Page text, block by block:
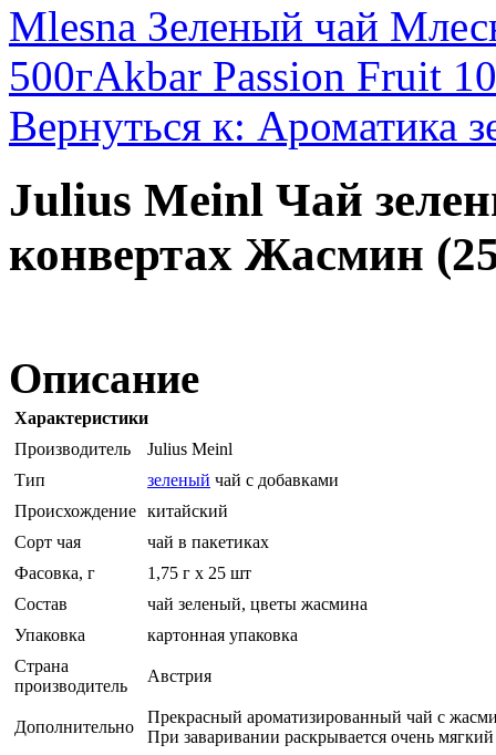
Mlesna Зеленый чай
500гAkbar Passion Fruit
Вернуться к: Ароматика
Julius Meinl Чай
конвертах Жасмин
Описание
Характеристики
Производитель
Julius Meinl
Тип
зеленый чай с добавками
Происхождение китайский
Сорт чая
чай в пакетиках
Фасовка, г
1,75 г х 25 шт
Состав
чай зеленый, цветы жасмина
Упаковка
картонная упаковка
Страна
производитель
Австрия
Дополнительно
Прекрасный ароматизированный чай с
При заваривании раскрывается очень